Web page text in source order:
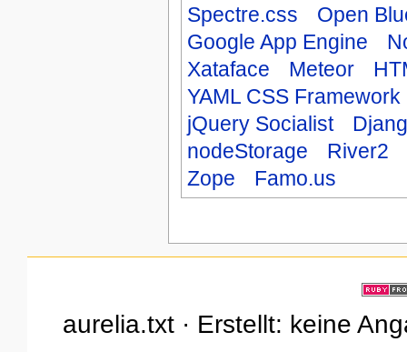
Spectre.css
Open
Google App Engine
Xataface
Meteor
YAML CSS Framework
jQuery Socialist
nodeStorage
River2
Zope
Famo.us
aurelia.txt · Erstellt: keine